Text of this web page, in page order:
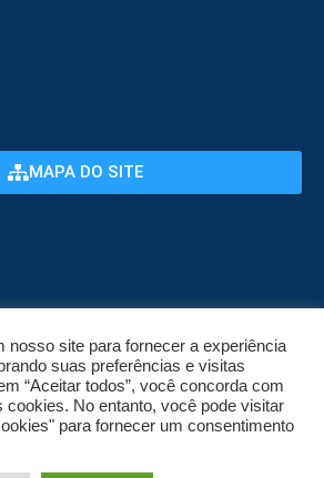
MAPA DO SITE
Nº 600 CENTRO, CEP: 28950-000
DE 08:00 ÀS 17:00
nosso site para fornecer a experiência
suas preferências e visitas
“Aceitar todos”, você concorda com
cookies. No entanto, você pode visitar
para fornecer um consentimento